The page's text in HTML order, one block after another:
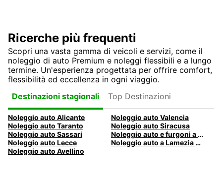
Ricerche più frequenti
Scopri una vasta gamma di veicoli e servizi, come il
noleggio di auto Premium e noleggi flessibili e a lungo
termine. Un'esperienza progettata per offrire comfort,
flessibilità ed eccellenza in ogni viaggio.
Destinazioni stagionali
Top Destinazioni
Noleggio auto Alicante
Noleggio auto Valencia
Noleggio auto Taranto
Noleggio auto Siracusa
Noleggio auto Sassari
Noleggio auto e furgoni a Pescara
Noleggio auto Lecce
Noleggio auto a Lamezia Terme, Italia
Noleggio auto Avellino